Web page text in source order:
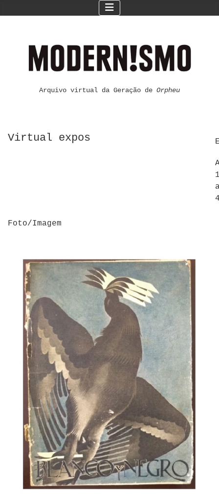
Arquivo virtual da Geração de Orpheu
Virtual expos
Foto/Imagem